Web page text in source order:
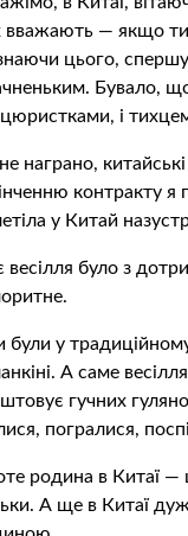
вважають — якщо
цього,
Бувало, що
і
награно,
контракту я
у Китай
весілля було з
були у
А саме
гучних
погралися,
родина в Китаї —
А ще в Китаї